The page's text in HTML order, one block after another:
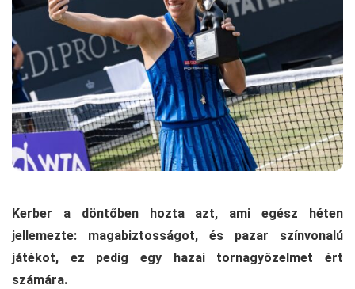
Kerber a döntőben hozta azt, ami egész héten
jellemezte: magabiztosságot, és pazar színvonalú
játékot, ez pedig egy hazai tornagyőzelmet ért
számára.